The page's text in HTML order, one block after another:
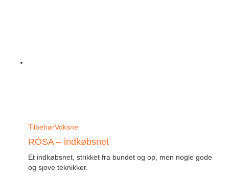
TilbehørVoksne
RÓSA – indkøbsnet
Et indkøbsnet, strikket fra bundet og op, men nogle gode
og sjove teknikker.